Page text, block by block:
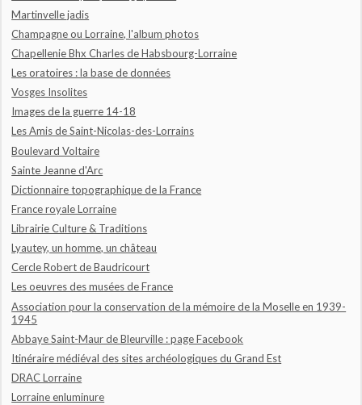
Martinvelle jadis
Champagne ou Lorraine, l'album photos
Chapellenie Bhx Charles de Habsbourg-Lorraine
Les oratoires : la base de données
Vosges Insolites
Images de la guerre 14-18
Les Amis de Saint-Nicolas-des-Lorrains
Boulevard Voltaire
Sainte Jeanne d'Arc
Dictionnaire topographique de la France
France royale Lorraine
Librairie Culture & Traditions
Lyautey, un homme, un château
Cercle Robert de Baudricourt
Les oeuvres des musées de France
Association pour la conservation de la mémoire de la Moselle en 1939-
1945
Abbaye Saint-Maur de Bleurville : page Facebook
Itinéraire médiéval des sites archéologiques du Grand Est
DRAC Lorraine
Lorraine enluminure